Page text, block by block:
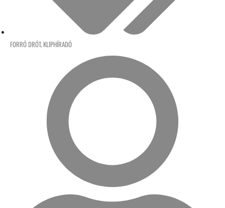
FORRÓ DRÓT, KLIPHÍRADÓ